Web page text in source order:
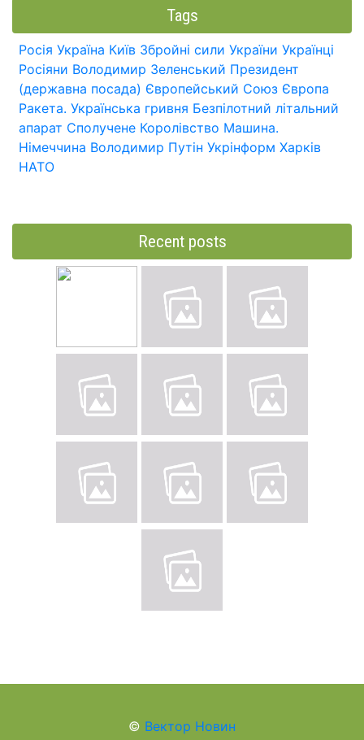
Tags
Росія Україна Київ Збройні сили України Українці
Росіяни Володимир Зеленський Президент
(державна посада) Європейський Союз Європа
Ракета. Українська гривня Безпілотний літальний
апарат Сполучене Королівство Машина.
Німеччина Володимир Путін Укрінформ Харків
НАТО
Recent posts
© Вектор Новин